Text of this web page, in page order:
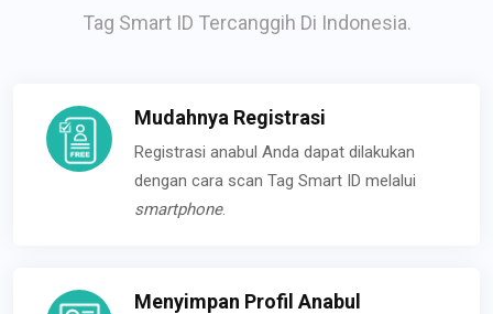
Tag Smart ID Tercanggih Di Indonesia.
Mudahnya Registrasi
Registrasi anabul Anda dapat dilakukan
dengan cara scan Tag Smart ID melalui
smartphone.
Menyimpan Profil Anabul